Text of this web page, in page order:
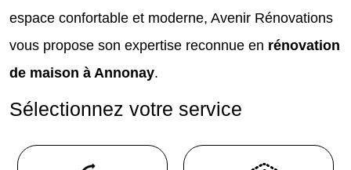
espace confortable et moderne, Avenir Rénovations
vous propose son expertise reconnue en rénovation
de maison à Annonay.
Sélectionnez votre service